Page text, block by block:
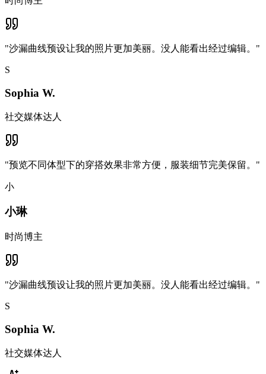
"沙漏曲线预设让我的照片更加美丽。没人能看出经过编辑。 "
S
Sophia W.
社交媒体达人
"预览不同体型下的穿搭效果非常方便，服装细节完美保留。 "
小
小琳
时尚博主
"沙漏曲线预设让我的照片更加美丽。没人能看出经过编辑。 "
S
Sophia W.
社交媒体达人